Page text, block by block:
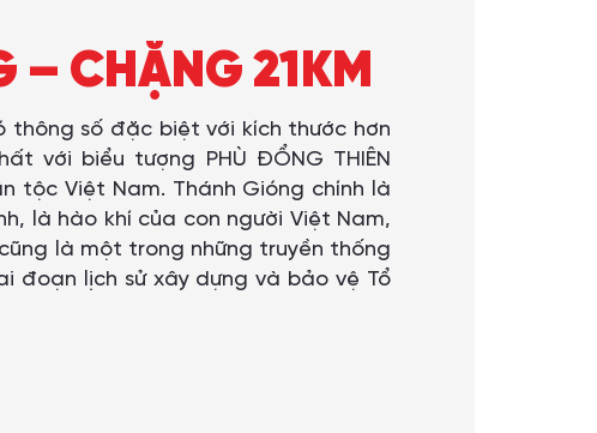
– CHẶNG 21KM
thông số đặc biệt với kích thước hơn
với biểu tượng PHÙ ĐỔNG THIÊN
tộc Việt Nam. Thánh Gióng chính là
là hào khí của con người Việt Nam,
là một trong những truyền thống
đoạn lịch sử xây dựng và bảo vệ Tổ